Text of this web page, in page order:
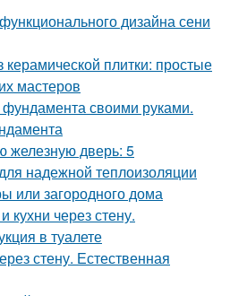
дизайна сени
плитки: простые
мастеров
фундамента своими руками.
железную дверь: 5
надежной теплоизоляции
или загородного дома
кухни через стену.
в туалете
стену. Естественная